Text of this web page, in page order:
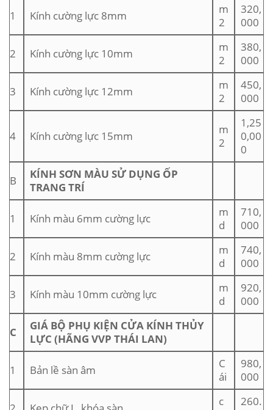
1 Kính cường lực 8mm
m
2
320,
000
2 Kính cường lực 10mm
m
2
380,
000
3 Kính cường lực 12mm
m
2
450,
000
4 Kính cường lực 15mm
m
2
1,25
0,00
0
B
KÍNH SƠN MÀU SỬ DỤNG ỐP
TRANG TRÍ
1 Kính màu 6mm cường lực
m
d
710,
000
2 Kính màu 8mm cường lực
m
d
740,
000
3 Kính màu 10mm cường lực
m
d
920,
000
C
GIÁ BỘ PHỤ KIỆN CỬA KÍNH THỦY
LỰC (HÃNG VVP THÁI LAN)
1 Bản lề sàn âm
C
ái
980,
000
c
260.